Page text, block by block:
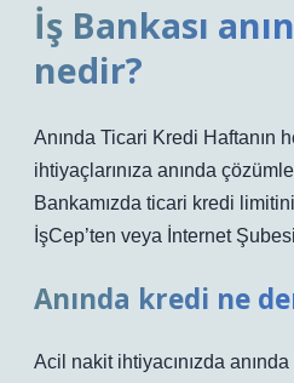
İş Bankası
nedir?
Anında Ticari Kredi Haftanın
ihtiyaçlarınıza anında
Bankamızda ticari kredi
İşCep’ten veya İnternet
Anında kredi ne
Acil nakit ihtiyacınızda